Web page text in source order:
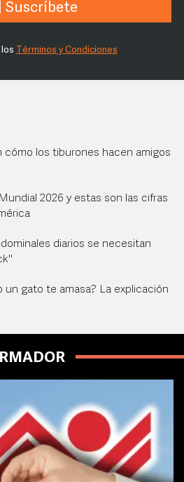
Suscríbete
Términos y Condiciones
los tiburones hacen amigos
2026 y estas son las cifras
diarios se necesitan
un gato te amasa? La explicación